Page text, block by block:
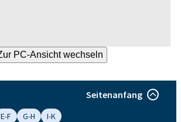
Seitenanfang
E-F G-H
I-K